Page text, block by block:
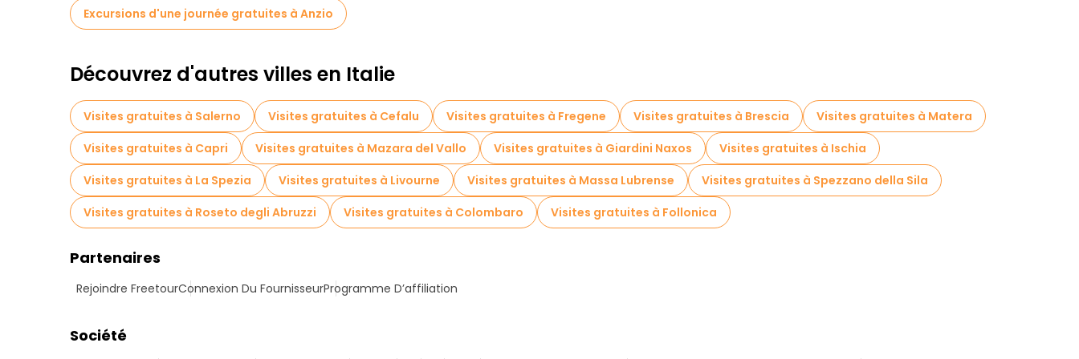
Excursions d'une journée gratuites à Anzio
Découvrez d'autres villes en Italie
Visites gratuites à Salerno Visites gratuites à Cefalu Visites gratuites à Fregene Visites gratuites à Brescia
Visites gratuites à Matera
Visites gratuites à Capri
Visites gratuites à Mazara del Vallo Visites gratuites à Giardini Naxos
Visites gratuites à Ischia
Visites gratuites à La Spezia
Visites gratuites à Livourne Visites gratuites à Massa Lubrense
Visites gratuites à Spezzano della Sila
Visites gratuites à Roseto degli Abruzzi
Visites gratuites à Colombaro Visites gratuites à Follonica
Partenaires
Rejoindre FreetourConnexion Du FournisseurProgramme D’affiliation
Société